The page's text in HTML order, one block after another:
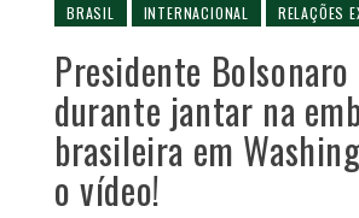
BRASIL INTERNACIONAL RELAÇÕES
Presidente
durante jantar na
brasileira em
o vídeo!